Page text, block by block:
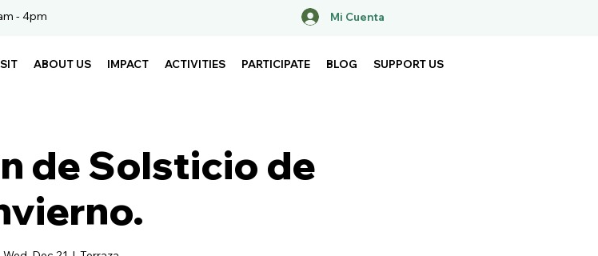
- 4pm Mi Cuenta
ABOUT US IMPACT ACTIVITIES PARTICIPATE BLOG SUPPORT US
de Solsticio de